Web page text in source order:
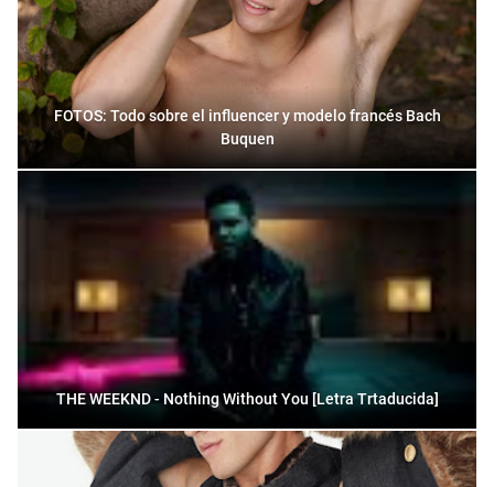
FOTOS: Todo sobre el influencer y modelo francés Bach
Buquen
THE WEEKND - Nothing Without You [Letra Trtaducida]